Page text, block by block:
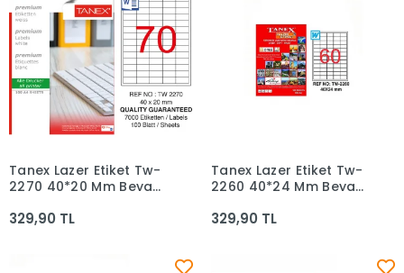
Sepete Ekle
Tanex Lazer Etiket Tw-
2270 40*20 Mm Beyaz
329,90 TL
Sepete Ekle
Tanex Lazer Etiket Tw-
2260 40*24 Mm Beyaz
329,90 TL